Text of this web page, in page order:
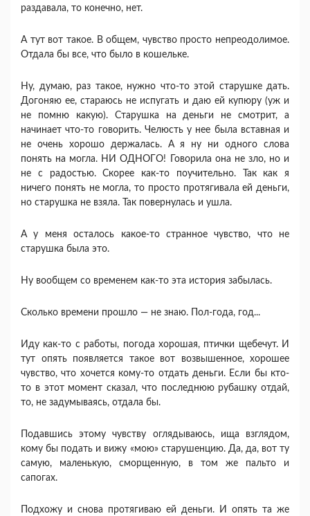
раздавала, то конечно, нет.
А тут вот такое. В общем, чувство просто непреодолимое.
Отдала бы все, что было в кошельке.
Ну, думаю, раз такое, нужно что-то этой старушке дать.
Догоняю ее, стараюсь не испугать и даю ей купюру (уж и
не помню какую). Старушка на деньги не смотрит, а
начинает что-то говорить. Челюсть у нее была вставная и
не очень хорошо держалась. А я ну ни одного слова
понять на могла. НИ ОДНОГО! Говорила она не зло, но и
не с радостью. Скорее как-то поучительно. Так как я
ничего понять не могла, то просто протягивала ей деньги,
но старушка не взяла. Так повернулась и ушла.
А у меня осталось какое-то странное чувство, что не
старушка была это.
Ну вообщем со временем как-то эта история забылась.
Сколько времени прошло — не знаю. Пол-года, год...
Иду как-то с работы, погода хорошая, птички щебечут. И
тут опять появляется такое вот возвышенное, хорошее
чувство, что хочется кому-то отдать деньги. Если бы кто-
то в этот момент сказал, что последнюю рубашку отдай,
то, не задумываясь, отдала бы.
Подавшись этому чувству оглядываюсь, ища взглядом,
кому бы подать и вижу «мою» старушенцию. Да, да, вот ту
самую, маленькую, сморщенную, в том же пальто и
сапогах.
Подхожу и снова протягиваю ей деньги. И опять та же